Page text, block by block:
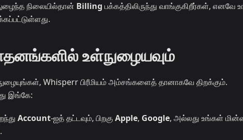
நிலையில்தான் Billing பக்கத்திலிருந்து வாங்குகிறீர்கள், எனவே
உள்நுழையவும்
Whisperr பிரீமியம் அம்சங்களைத் தானாகவே திறக்கும்.
இங்கே:
Account-ஐத் தட்டவும், பிறகு Apple, Google, அல்லது உங்கள்